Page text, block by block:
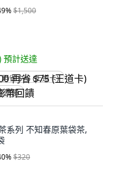
%$1,500
預計送達
省 $75 (王道卡)
回饋
系列 不知春原葉袋茶,
%$320